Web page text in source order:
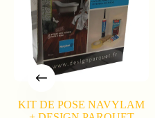
KIT DE POSE NAVYLAM